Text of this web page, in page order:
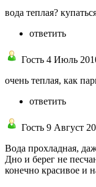
вода теплая?
ответить
Гость 4 Июль
очень теплая, как
ответить
Гость 9 Август
Вода прохладная,
Дно и берег не
конечно красивое и